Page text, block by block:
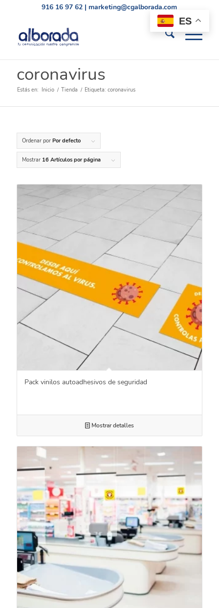
916 16 97 62 | marketing@cgalborada.com
coronavirus
Estás en: Inicio / Tienda / Etiqueta: coronavirus
Ordenar por Por defecto
Mostrar 16 Artículos por página
Pack vinilos autoadhesivos de seguridad
Mostrar detalles
ES